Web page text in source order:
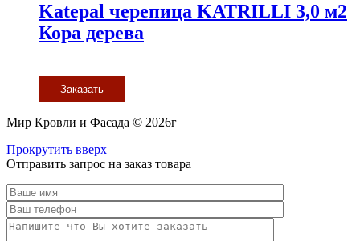
Katepal черепица KATRILLI 3,0 м2
Кора дерева
Заказать
Мир Кровли и Фасада © 2026г
Прокрутить вверх
Отправить запрос на заказ товара